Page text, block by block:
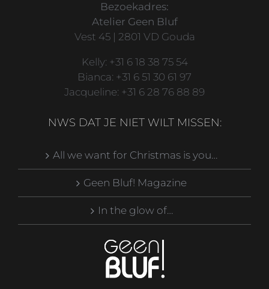
Bezoekadres:
Atelier Geen Bluf
Vest 45 | 2801 VD Gouda
Kelly: +31 6 18 38 75 54
Bianca: +31 6 51 30 61 97
Jacqueline: +31 6 28 76 88 89
NWS DAT JE NIET WILT MISSEN:
All we want for Christmas is you…
Geen Bluf! Magazine
In the glow of…